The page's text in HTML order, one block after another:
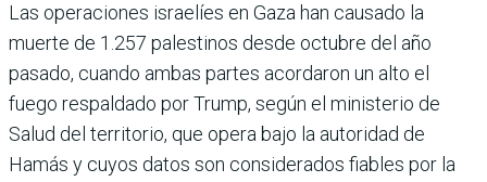
Las operaciones israelíes en Gaza han causado la
muerte de 1.257 palestinos desde octubre del año
pasado, cuando ambas partes acordaron un alto el
fuego respaldado por Trump, según el ministerio de
Salud del territorio, que opera bajo la autoridad de
Hamás y cuyos datos son considerados fiables por la